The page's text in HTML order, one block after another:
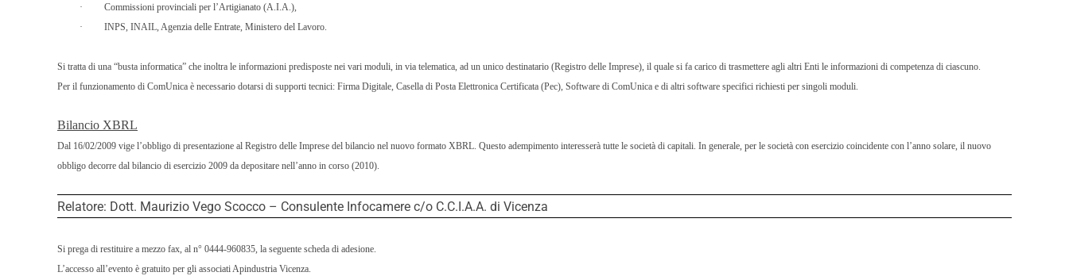
·
Commissioni provinciali per l’Artigianato (A.I.A.),
·
INPS, INAIL, Agenzia delle Entrate, Ministero del Lavoro.
Si tratta di una “busta informatica” che inoltra le informazioni predisposte nei vari moduli, in via telematica, ad un unico destinatario (Registro delle Imprese), il quale si fa carico di trasmettere agli altri Enti le informazioni di competenza di ciascuno.
Per il funzionamento di ComUnica è necessario dotarsi di supporti tecnici: Firma Digitale, Casella di Posta Elettronica Certificata (Pec), Software di ComUnica e di altri software specifici richiesti per singoli moduli.
Bilancio XBRL
Dal 16/02/2009 vige l’obbligo di presentazione al Registro delle Imprese del bilancio nel nuovo formato XBRL. Questo adempimento interesserà tutte le società di capitali. In generale, per le società con esercizio coincidente con l’anno solare, il nuovo
obbligo decorre dal bilancio di esercizio 2009 da depositare nell’anno in corso (2010).
Relatore: Dott. Maurizio Vego Scocco – Consulente Infocamere c/o C.C.I.A.A. di Vicenza
Si prega di restituire a mezzo fax, al n° 0444-960835, la seguente scheda di adesione.
L’accesso all’evento è gratuito per gli associati Apindustria Vicenza.